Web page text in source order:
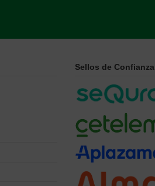
Sellos de Confianza